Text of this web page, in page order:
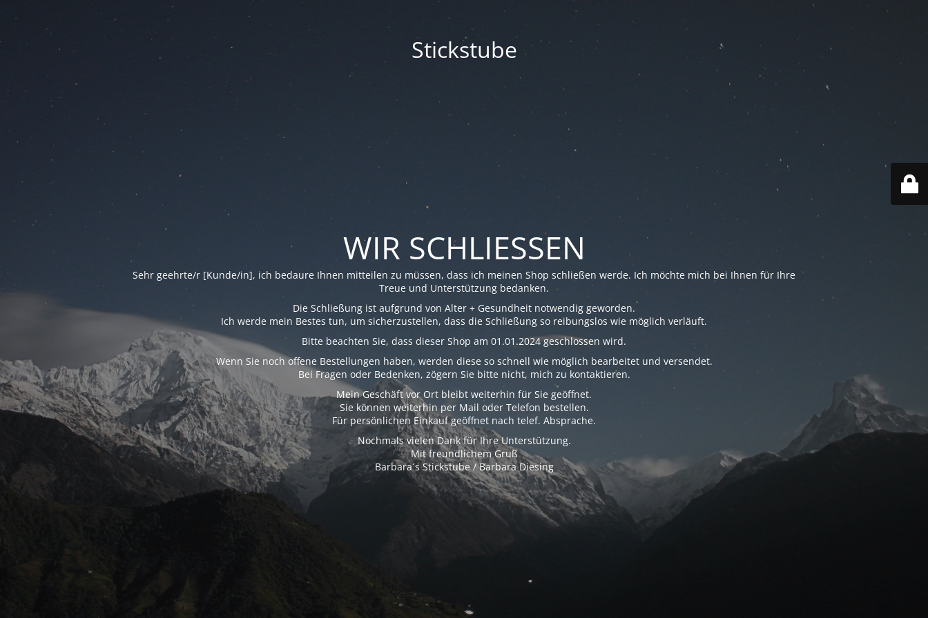
Stickstube
WIR SCHLIESSEN
Sehr geehrte/r [Kunde/in], ich bedaure Ihnen mitteilen zu müssen, dass ich meinen Shop schließen werde. Ich möchte mich bei Ihnen für Ihre
Treue und Unterstützung bedanken.
Die Schließung ist aufgrund von Alter + Gesundheit notwendig geworden.
Ich werde mein Bestes tun, um sicherzustellen, dass die Schließung so reibungslos wie möglich verläuft.
Bitte beachten Sie, dass dieser Shop am 01.01.2024 geschlossen wird.
Wenn Sie noch offene Bestellungen haben, werden diese so schnell wie möglich bearbeitet und versendet.
Bei Fragen oder Bedenken, zögern Sie bitte nicht, mich zu kontaktieren.
Mein Geschäft vor Ort bleibt weiterhin für Sie geöffnet.
Sie können weiterhin per Mail oder Telefon bestellen.
Für persönlichen Einkauf geöffnet nach telef. Absprache.
Nochmals vielen Dank für Ihre Unterstützung.
Mit freundlichem Gruß
Barbara´s Stickstube / Barbara Diesing